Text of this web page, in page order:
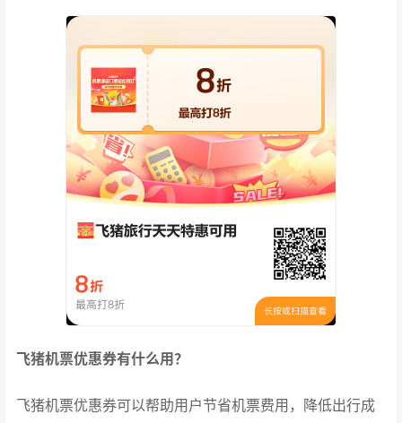
飞猪机票优惠券有什么用？
飞猪机票优惠券可以帮助用户节省机票费用，降低出行成